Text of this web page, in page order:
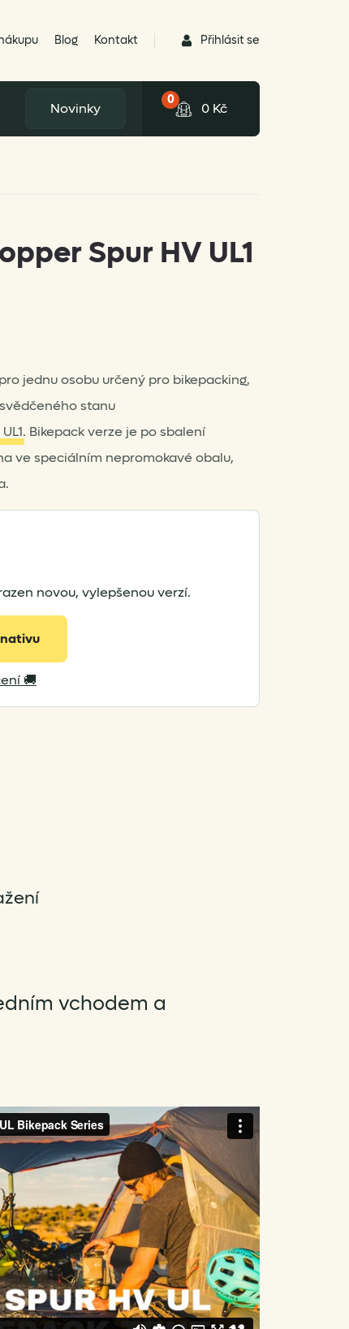
Blog Kontakt Přihlásit se
Novinky
0
0 Kč
Spur HV UL1
jednu osobu určený pro bikepacking,
stanu
. Bikepack verze je po sbalení
ve speciálním nepromokavé obalu,
novou, vylepšenou verzí.
🚚
vchodem a